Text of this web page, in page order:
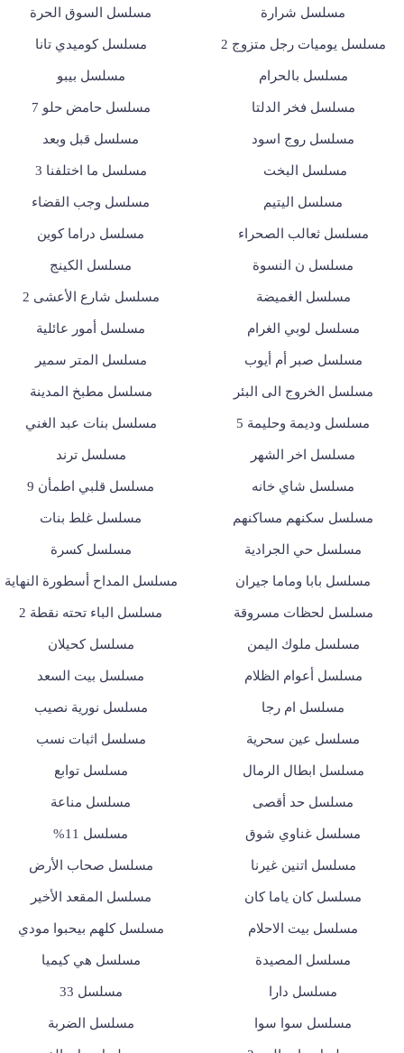
مسلسل شرارة مسلسل السوق الحرة
مسلسل يوميات رجل متزوج 2 مسلسل كوميدي تانا
مسلسل بالحرام مسلسل بيبو
مسلسل فخر الدلتا مسلسل حامض حلو 7
مسلسل روج اسود مسلسل قبل وبعد
مسلسل البخت مسلسل ما اختلفنا 3
مسلسل اليتيم مسلسل وجب القضاء
مسلسل ثعالب الصحراء مسلسل دراما كوين
مسلسل ن النسوة مسلسل الكينج
مسلسل الغميضة مسلسل شارع الأعشى 2
مسلسل لوبي الغرام مسلسل أمور عائلية
مسلسل صبر أم أيوب مسلسل المتر سمير
مسلسل الخروج الى البئر مسلسل مطبخ المدينة
مسلسل وديمة وحليمة 5 مسلسل بنات عبد الغني
مسلسل اخر الشهر مسلسل ترند
مسلسل شاي خانه مسلسل قلبي اطمأن 9
مسلسل سكنهم مساكنهم مسلسل غلط بنات
مسلسل حي الجرادية مسلسل كسرة
مسلسل بابا وماما جيران مسلسل المداح أسطورة النهاية
مسلسل لحظات مسروقة مسلسل الباء تحته نقطة 2
مسلسل ملوك اليمن مسلسل كحيلان
مسلسل أعوام الظلام مسلسل بيت السعد
مسلسل ام رجا مسلسل نورية نصيب
مسلسل عين سحرية مسلسل اثبات نسب
مسلسل ابطال الرمال مسلسل توابع
مسلسل حد أقصى مسلسل مناعة
مسلسل غناوي شوق مسلسل 11%
مسلسل اتنين غيرنا مسلسل صحاب الأرض
مسلسل كان ياما كان مسلسل المقعد الأخير
مسلسل بيت الاحلام مسلسل كلهم بيحبوا مودي
مسلسل المصيدة مسلسل هي كيميا
مسلسل دارا مسلسل 33
مسلسل سوا سوا مسلسل الضربة